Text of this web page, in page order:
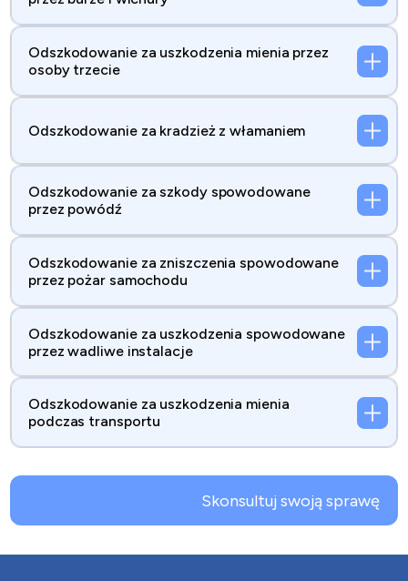
Odszkodowanie za uszkodzenia mienia przez
osoby trzecie
Odszkodowanie za kradzież z włamaniem
Odszkodowanie za szkody spowodowane
przez powódź
Odszkodowanie za zniszczenia spowodowane
przez pożar samochodu
Odszkodowanie za uszkodzenia spowodowane
przez wadliwe instalacje
Odszkodowanie za uszkodzenia mienia
podczas transportu
Skonsultuj swoją sprawę